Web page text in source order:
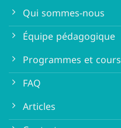
Qui sommes-nous
Équipe pédagogique
Programmes et cours
FAQ
Articles